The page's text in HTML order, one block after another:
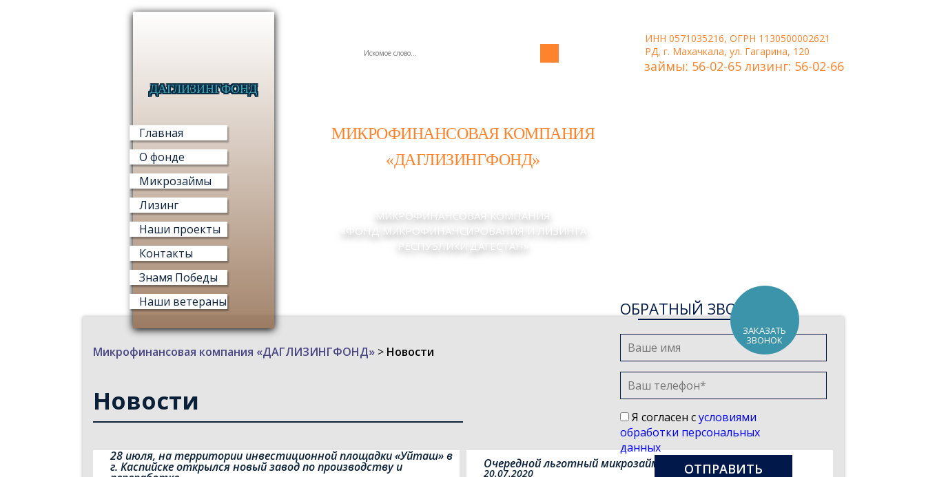
ДАГЛИЗИНГФОНД
Главная
О фонде
Микрозаймы
Лизинг
Наши проекты
Контакты
Знамя Победы
Наши ветераны
ИНН 0571035216, ОГРН 1130500002621
РД, г. Махачкала, ул. Гагарина, 120
займы: 56-02-65 лизинг: 56-02-66
МИКРОФИНАНСОВАЯ КОМПАНИЯ
«ДАГЛИЗИНГФОНД»
МИКРОФИНАНСОВАЯ КОМПАНИЯ
«ФОНД МИКРОФИНАНСИРОВАНИЯ И ЛИЗИНГА
РЕСПУБЛИКИ ДАГЕСТАН»
ЗАКАЗАТЬ
ЗВОНОК
ОБРАТНЫЙ ЗВОНОК
Я согласен сусловиями
обработки персональных
данных
Микрофинансовая компания «ДАГЛИЗИНГФОНД»> Новости
Новости
28 июля, на территории инвестиционной площадки «Уйташ» в
г. Каспийске открылся новый завод по производству и Очередной льготный микрозайм выдан
20.07.2020